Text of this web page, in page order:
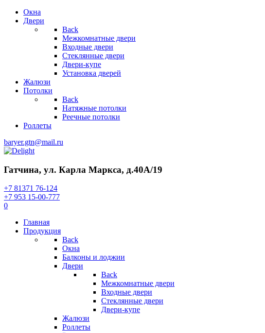
Окна
Двери
Back
Межкомнатные двери
Входные двери
Стеклянные двери
Двери-купе
Установка дверей
Жалюзи
Потолки
Back
Натяжные потолки
Реечные потолки
Роллеты
baryer.gtn@mail.ru
Гатчина, ул. Карла Маркса, д.40А/19
+7 81371 76-124
+7 953 15-00-777
0
Главная
Продукция
Back
Окна
Балконы и лоджии
Двери
Back
Межкомнатные двери
Входные двери
Стеклянные двери
Двери-купе
Жалюзи
Роллеты